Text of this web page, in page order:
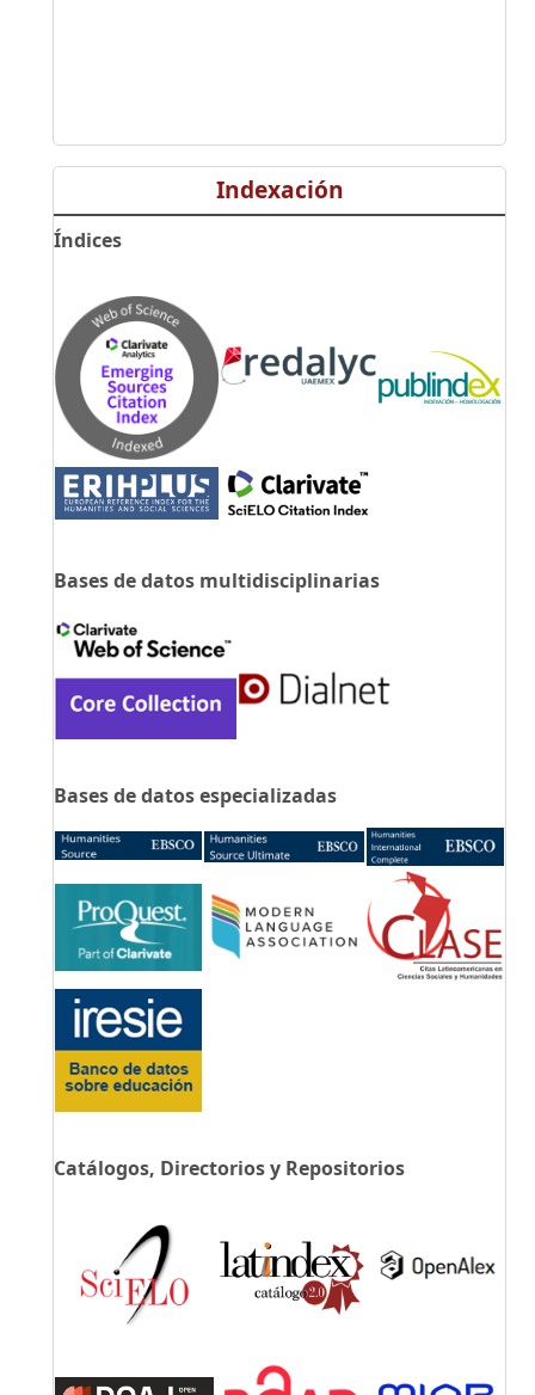
Indexación
Índices
Bases de datos multidisciplinarias
Bases de datos especializadas
Catálogos, Directorios y Repositorios